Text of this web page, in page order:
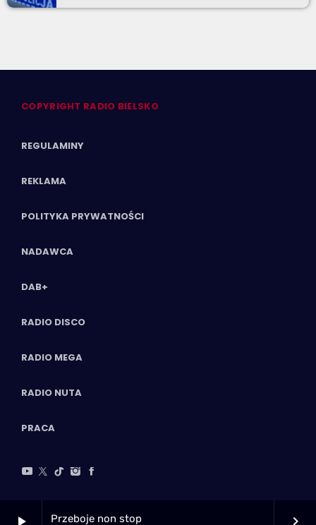
play_arrow Przeboje non stop keyboard_arrow_right
COPYRIGHT RADIO BIELSKO
REGULAMINY
REKLAMA
POLITYKA PRYWATNOŚCI
NADAWCA
DAB+
RADIO DISCO
RADIO MEGA
RADIO NUTA
PRACA